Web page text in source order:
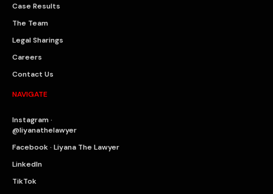
Case Results
The Team
Legal Sharings
Careers
Contact Us
NAVIGATE
Instagram ·
@liyanathelawyer
Facebook · Liyana The Lawyer
LinkedIn
TikTok